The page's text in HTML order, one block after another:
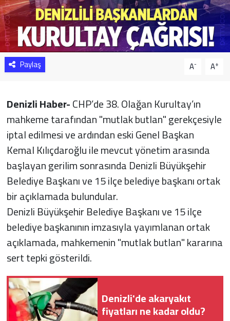
Paylaş A- A+
Denizli Haber-CHP’de 38. Olağan Kurultay’ın
mahkeme tarafından "mutlak butlan" gerekçesiyle
iptal edilmesi ve ardından eski Genel Başkan
Kemal Kılıçdaroğlu ile mevcut yönetim arasında
başlayan gerilim sonrasında Denizli Büyükşehir
Belediye Başkanı ve 15 ilçe belediye başkanı ortak
bir açıklamada bulundular.
Denizli Büyükşehir Belediye Başkanı ve 15 ilçe
belediye başkanının imzasıyla yayımlanan ortak
açıklamada, mahkemenin "mutlak butlan" kararına
sert tepki gösterildi.
Denizli'de akaryakıt
fiyatları ne kadar oldu?